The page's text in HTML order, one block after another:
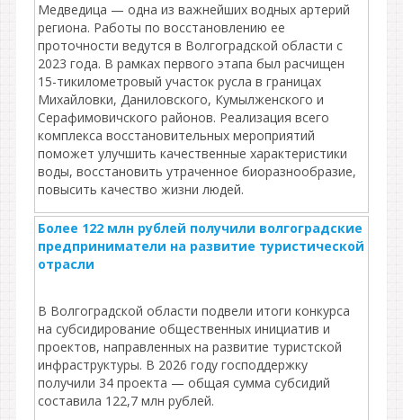
Медведица — одна из важнейших водных артерий
региона. Работы по восстановлению ее
проточности ведутся в Волгоградской области с
2023 года. В рамках первого этапа был расчищен
15-тикилометровый участок русла в границах
Михайловки, Даниловского, Кумылженского и
Серафимовичского районов. Реализация всего
комплекса восстановительных мероприятий
поможет улучшить качественные характеристики
воды, восстановить утраченное биоразнообразие,
повысить качество жизни людей.
Более 122 млн рублей получили волгоградские
предприниматели на развитие туристической
отрасли
В Волгоградской области подвели итоги конкурса
на субсидирование общественных инициатив и
проектов, направленных на развитие туристской
инфраструктуры. В 2026 году господдержку
получили 34 проекта — общая сумма субсидий
составила 122,7 млн рублей.